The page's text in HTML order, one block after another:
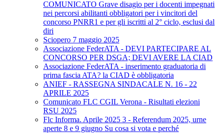
COMUNICATO Grave disagio per i docenti impegnati
nei percorsi abilitanti obbligatori per i vincitori del
concorso PNRR1 e per gli iscritti al 2° ciclo, esclusi dal
diri
Sciopero 7 maggio 2025
Associazione FederATA - DEVI PARTECIPARE AL
CONCORSO PER DSGA; DEVI AVERE LA CIAD
Associazione FederATA - inserimento graduatoria di
prima fascia ATA? la CIAD è obbligatoria
ANIEF - RASSEGNA SINDACALE N. 16 - 22
APRILE 2025
Comunicato FLC CGIL Verona - Risultati elezioni
RSU 2025
Flc Informa. Aprile 2025 3 - Referendum 2025, urne
aperte 8 e 9 giugno Su cosa si vota e perché